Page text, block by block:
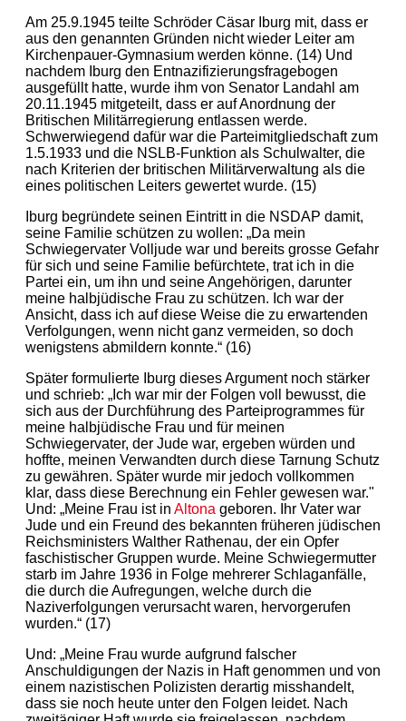
Am 25.9.1945 teilte Schröder Cäsar Iburg mit, dass er
aus den genannten Gründen nicht wieder Leiter am
Kirchenpauer-Gymnasium werden könne. (14) Und
nachdem Iburg den Entnazifizierungsfragebogen
ausgefüllt hatte, wurde ihm von Senator Landahl am
20.11.1945 mitgeteilt, dass er auf Anordnung der
Britischen Militärregierung entlassen werde.
Schwerwiegend dafür war die Parteimitgliedschaft zum
1.5.1933 und die NSLB-Funktion als Schulwalter, die
nach Kriterien der britischen Militärverwaltung als die
eines politischen Leiters gewertet wurde. (15)
Iburg begründete seinen Eintritt in die NSDAP damit,
seine Familie schützen zu wollen: „Da mein
Schwiegervater Volljude war und bereits grosse Gefahr
für sich und seine Familie befürchtete, trat ich in die
Partei ein, um ihn und seine Angehörigen, darunter
meine halbjüdische Frau zu schützen. Ich war der
Ansicht, dass ich auf diese Weise die zu erwartenden
Verfolgungen, wenn nicht ganz vermeiden, so doch
wenigstens abmildern konnte.“ (16)
Später formulierte Iburg dieses Argument noch stärker
und schrieb: „Ich war mir der Folgen voll bewusst, die
sich aus der Durchführung des Parteiprogrammes für
meine halbjüdische Frau und für meinen
Schwiegervater, der Jude war, ergeben würden und
hoffte, meinen Verwandten durch diese Tarnung Schutz
zu gewähren. Später wurde mir jedoch vollkommen
klar, dass diese Berechnung ein Fehler gewesen war."
Und: „Meine Frau ist in Altona geboren. Ihr Vater war
Jude und ein Freund des bekannten früheren jüdischen
Reichsministers Walther Rathenau, der ein Opfer
faschistischer Gruppen wurde. Meine Schwiegermutter
starb im Jahre 1936 in Folge mehrerer Schlaganfälle,
die durch die Aufregungen, welche durch die
Naziverfolgungen verursacht waren, hervorgerufen
wurden.“ (17)
Und: „Meine Frau wurde aufgrund falscher
Anschuldigungen der Nazis in Haft genommen und von
einem nazistischen Polizisten derartig misshandelt,
dass sie noch heute unter den Folgen leidet. Nach